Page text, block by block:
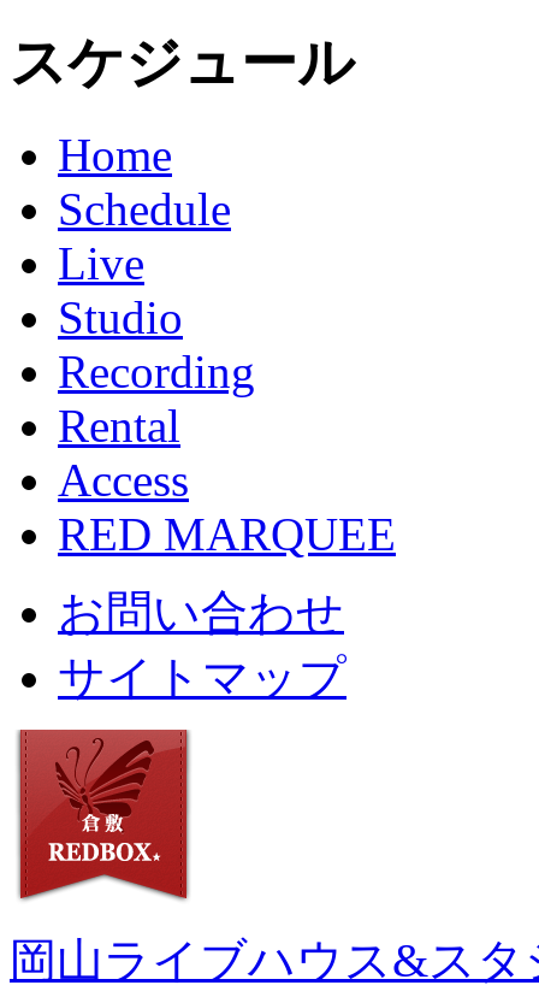
スケジュール
Home
Schedule
Live
Studio
Recording
Rental
Access
RED MARQUEE
お問い合わせ
サイトマップ
岡山ライブハウス&ス